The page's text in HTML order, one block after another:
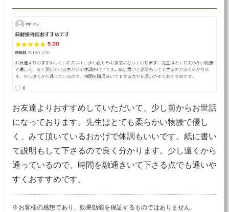
お友達よりおすすめしていただいて、少し前からお世話
になっております。先生はとても柔らかい物腰で優し
く、みて頂いているおかげで体調もいいです。紙に書い
て説明もして下さるので良く分かります。少し遠くから
通っているので、時間を融通きいて下さる点でも通いや
すくおすすめです。
※お客様の感想であり、効果効能を保証するものではありません。